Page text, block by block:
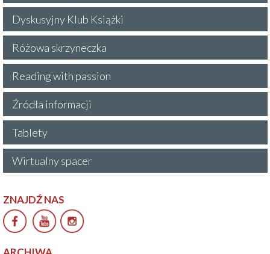
Dyskusyjny Klub Książki
Różowa skrzyneczka
Reading with passion
Źródła informacji
Tablety
Wirtualny spacer
ZNAJDŹ NAS